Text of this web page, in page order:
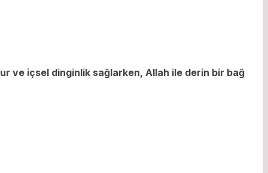
ve içsel dinginlik sağlarken, Allah ile derin bir bağ